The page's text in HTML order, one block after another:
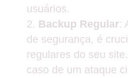
usuários.
Backup Regular:
de segurança, é
regulares do seu
caso de um ataque